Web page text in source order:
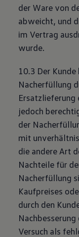
der Ware von
abweicht, und
im Vertrag
wurde.
10.3 Der
Nacherfüllung
Ersatzlieferung
jedoch
der
mit
die andere Art
Nachteile für
Nacherfüllung
Kaufpreises
durch den
Versuch als